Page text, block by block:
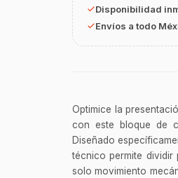
Disponibilidad
Envíos a todo
Optimice la
con este bloque de
Diseñado
técnico permite dividir
solo movimiento